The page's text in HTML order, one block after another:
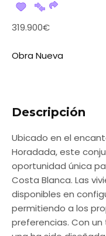
319.900€
Obra Nueva
Descripción
Ubicado en el
Horadada, este
oportunidad única
Costa Blanca. Las
disponibles en
permitiendo a los
preferencias. Con